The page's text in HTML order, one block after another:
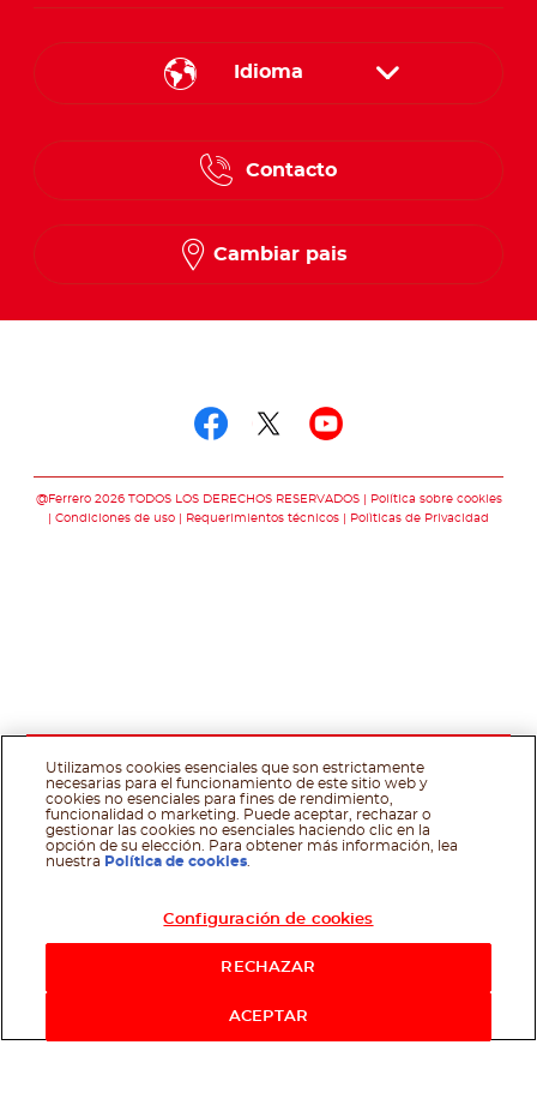
Idioma
English
French
Contacto
Cambiar pais
@Ferrero 2026 TODOS LOS DERECHOS RESERVADOS
Política sobre cookies
Condiciones de uso
Requerimientos técnicos Polìticas de Privacidad
Utilizamos cookies esenciales que son estrictamente
necesarias para el funcionamiento de este sitio web y
cookies no esenciales para fines de rendimiento,
funcionalidad o marketing. Puede aceptar, rechazar o
gestionar las cookies no esenciales haciendo clic en la
opción de su elección. Para obtener más información, lea
nuestra Política de cookies
Configuración de cookies
RECHAZAR
ACEPTAR